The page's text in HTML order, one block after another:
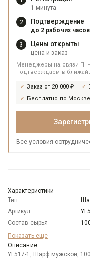
1 минута
2 Подтверждение
до 2 рабочих часов
3 Цены открыты
цена и заказ
Менеджеры на связи
подтверждаем в
Заказ от 20 000 ₽
Бесплатно по
Все условия
Характеристики
Тип
Артикул
Состав сырья
Бренд
Цвет
Показать еще
Описание
YL517-1, Шарф мужской,